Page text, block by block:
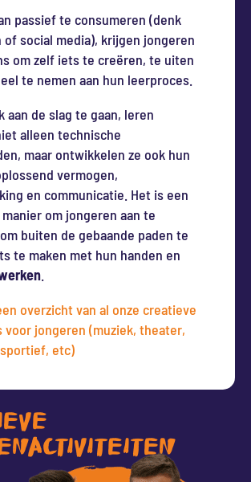
passief te consumeren (denk
of social media), krijgen jongeren
om zelf iets te creëren, te uiten
te nemen aan hun leerproces.
aan de slag te gaan, leren
alleen technische
maar ontwikkelen ze ook hun
vermogen,
en communicatie. Het is een
om jongeren aan te
buiten de gebaande paden te
te maken met hun handen en
overzicht van al onze creatieve
voor jongeren (muziek, theater,
etc)